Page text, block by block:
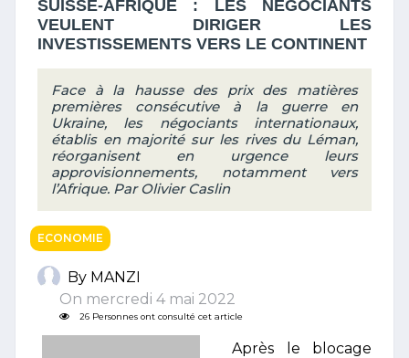
SUISSE-AFRIQUE : LES NÉGOCIANTS
VEULENT DIRIGER LES
INVESTISSEMENTS VERS LE CONTINENT
Face à la hausse des prix des matières
premières consécutive à la guerre en
Ukraine, les négociants internationaux,
établis en majorité sur les rives du Léman,
réorganisent en urgence leurs
approvisionnements, notamment vers
l’Afrique. Par Olivier Caslin
ECONOMIE
By MANZI
On mercredi 4 mai 2022
26 Personnes ont consulté cet article
Après le blocage